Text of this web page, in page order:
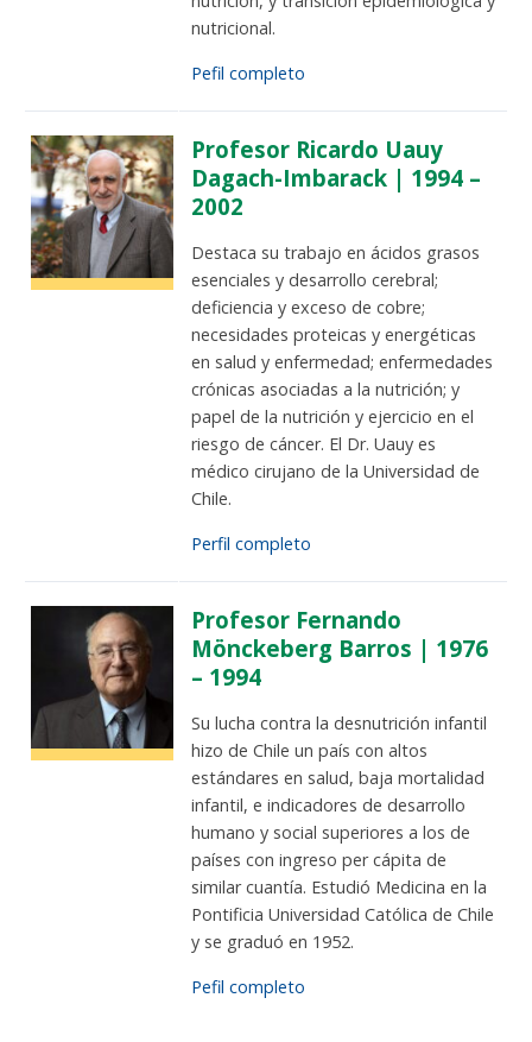
nutricional.
Pefil completo
Profesor Ricardo Uauy
Dagach-Imbarack | 1994 –
2002
Destaca su trabajo en ácidos grasos
esenciales y desarrollo cerebral;
deficiencia y exceso de cobre;
necesidades proteicas y energéticas
en salud y enfermedad; enfermedades
crónicas asociadas a la nutrición; y
papel de la nutrición y ejercicio en el
riesgo de cáncer. El Dr. Uauy es
médico cirujano de la Universidad de
Chile.
Perfil completo
Profesor Fernando
Mönckeberg Barros | 1976
– 1994
Su lucha contra la desnutrición infantil
hizo de Chile un país con altos
estándares en salud, baja mortalidad
infantil, e indicadores de desarrollo
humano y social superiores a los de
países con ingreso per cápita de
similar cuantía. Estudió Medicina en la
Pontificia Universidad Católica de Chile
y se graduó en 1952.
Pefil completo